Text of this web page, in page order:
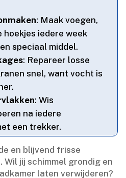
: Maak voegen,
hoekjes iedere week
speciaal middel.​
: Repareer losse
snel, want vocht is
: Wis
na iedere
een trekker.​
en blijvend frisse
Wil jij schimmel grondig en
laten verwijderen?